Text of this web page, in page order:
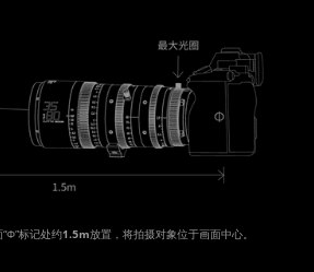
标记处约1.5m放置，将拍摄对象位于画面中心。